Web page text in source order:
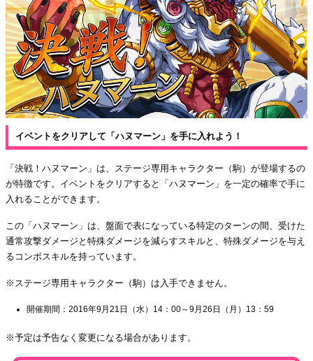
イベントをクリアして「ハヌマーン」を手に入れよう！
「決戦！ハヌマーン」は、ステージ専用キャラクター（駒）が登場するの
が特徴です。イベントをクリアすると「ハヌマーン」を一定の確率で手に
入れることができます。
この「ハヌマーン」は、盤面で表になっている特定のターンの間、受けた
通常攻撃ダメージと特殊ダメージを減らすスキルと、特殊ダメージを与え
るコンボスキルを持っています。
※ステージ専用キャラクター（駒）は入手できません。
開催期間：2016年9月21日（水）14：00～9月26日（月）13：59
※予定は予告なく変更になる場合があります。